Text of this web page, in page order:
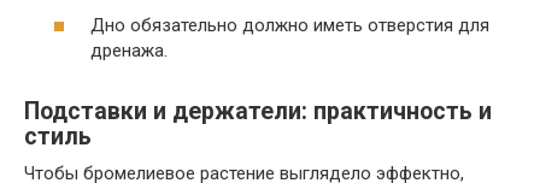
Дно обязательно должно иметь отверстия для
дренажа.
Подставки и держатели: практичность и
стиль
Чтобы бромелиевое растение выглядело эффектно,